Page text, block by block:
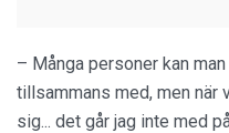
– Många personer kan
tillsammans med, men när
sig... det går jag inte med